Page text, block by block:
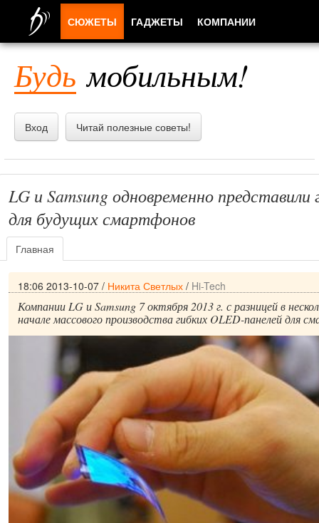
Будь мобильным!
Вход Читай полезные советы!
LG и Samsung одновременно представили
для будущих смартфонов
Главная
18:06 2013-10-07 / Никита Светлых / Hi-Tech
Компании LG и Samsung 7 октября 2013 г. с разницей в
начале массового производства гибких OLED-панелей для
СЮЖЕТЫ ГАДЖЕТЫ КОМПАНИИ
ПРИЛОЖЕНИЯ